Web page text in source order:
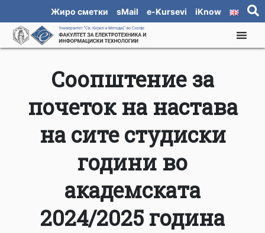
Жиро сметки sMail e-Kursevi iKnow
Соопштение за
почеток на настава
на сите студиски
години во
академската
2024/2025 година